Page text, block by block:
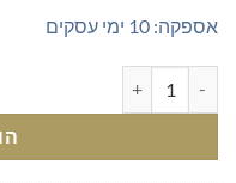
אספקה: 10 ימי עסקים